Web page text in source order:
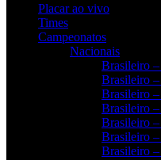
Placar ao vivo
Times
Campeonatos
Nacionais
Brasileiro –
Brasileiro
Brasileiro
Brasileiro
Brasileiro
Brasileiro
Brasileiro